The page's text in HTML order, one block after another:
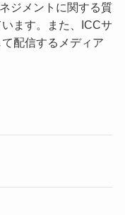
ジメントに関する質
ます。また、ICCサ
配信するメディア